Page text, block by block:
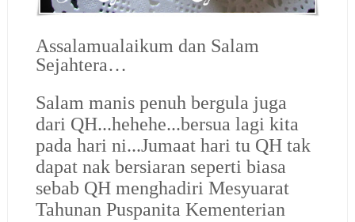
Assalamualaikum dan Salam
Sejahtera…
Salam manis penuh bergula juga
dari QH...hehehe...bersua lagi kita
pada hari ni...Jumaat hari tu QH tak
dapat nak bersiaran seperti biasa
sebab QH menghadiri Mesyuarat
Tahunan Puspanita Kementerian